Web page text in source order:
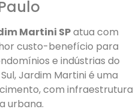
Martini SPatua com
custo-benefício para
e indústrias do
Jardim Martini é uma
com infraestrutura
urbana.